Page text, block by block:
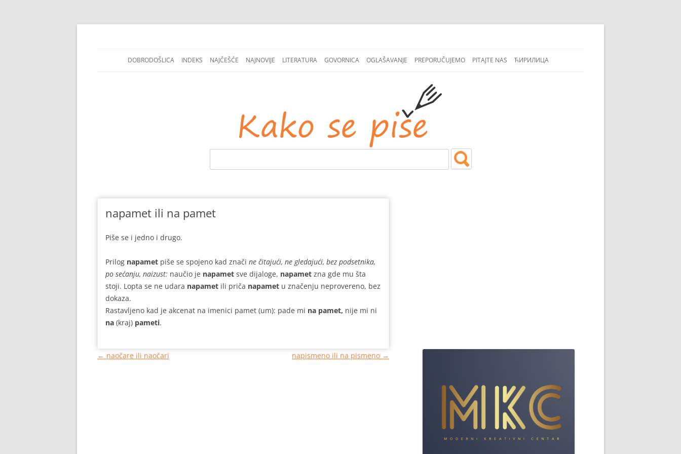
НА
DOBRODOŠLICA INDEKS NAJČEŠĆE NAJNOVIJE LITERATURA GOVORNICA OGLAŠAVANJE PREPORUČUJEMO PITAJTE NAS ЋИРИЛИЦА
napamet ili na pamet
Piše se i jedno i drugo.
Prilog napamet piše se spojeno kad znači ne čitajući, ne gledajući, bez podsetnika,
po sećanju, naizust: naučio je napamet sve dijaloge, napamet zna gde mu šta
stoji. Lopta se ne udara napamet ili priča napamet u značenju neprovereno, bez
dokaza.
Rastavljeno kad je akcenat na imenici pamet (um): pade mi na pamet, nije mi ni
na (kraj) pameti.
Кретање
← naočare ili naočari napismeno ili na pismeno →